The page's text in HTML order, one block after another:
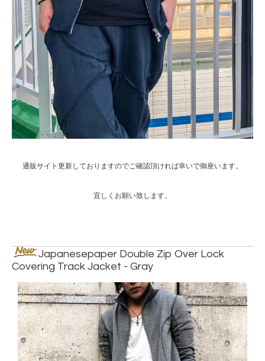
通販サイト更新しておりますのでご確認頂ければ幸いで御座います。
宜しくお願い致します。
Japanesepaper Double Zip Over Lock
Covering Track Jacket - Gray